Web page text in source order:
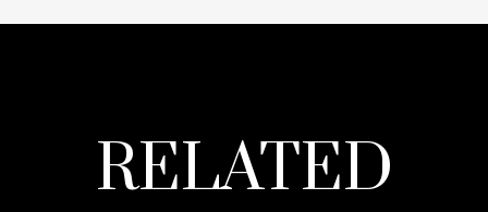
RELATED